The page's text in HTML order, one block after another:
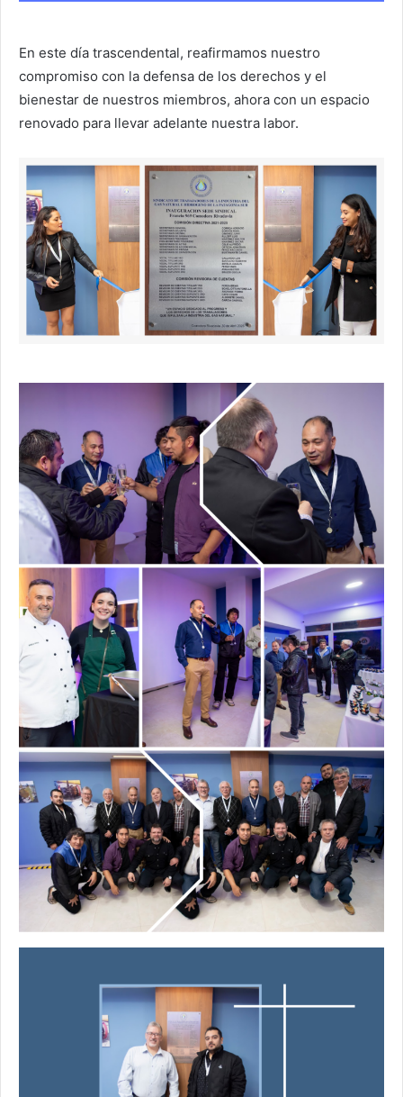
En este día trascendental, reafirmamos nuestro
compromiso con la defensa de los derechos y el
bienestar de nuestros miembros, ahora con un espacio
renovado para llevar adelante nuestra labor.